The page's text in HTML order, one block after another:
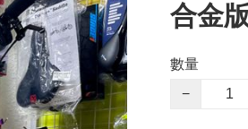
合金
數量
−